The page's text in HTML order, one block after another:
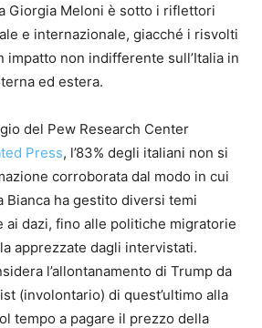
Giorgia Meloni è sotto i riflettori
e internazionale, giacché i risvolti
impatto non indifferente sull’Italia in
ed estera.
del Pew Research Center
Press, l’83% degli italiani non si
corroborata dal modo in cui
Bianca ha gestito diversi temi
ai dazi, fino alle politiche migratorie
apprezzate dagli intervistati.
l’allontanamento di Trump da
(involontario) di quest’ultimo alla
tempo a pagare il prezzo della